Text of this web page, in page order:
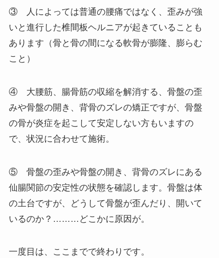
③ 人によっては普通の腰痛ではなく、歪みが強
いと進行した椎間板ヘルニアが起きていることも
あります（骨と骨の間になる軟骨が膨隆、膨らむ
こと）
④ 大腰筋、腸骨筋の収縮を解消する、骨盤の歪
みや骨盤の開き、背骨のズレの矯正ですが、骨盤
の骨が炎症を起こして安定しない方もいますの
で、状況に合わせて施術。
⑤ 骨盤の歪みや骨盤の開き、背骨のズレにある
仙腸関節の安定性の状態を確認します。骨盤は体
の土台ですが、どうして骨盤が歪んだり、開いて
いるのか？………どこかに原因が。
一度目は、ここまでで終わりです。